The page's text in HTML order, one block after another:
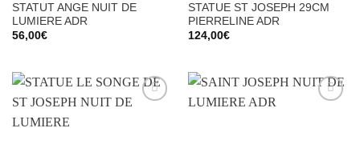
STATUT ANGE NUIT DE
LUMIERE ADR
56,00€
STATUE ST JOSEPH 29CM
PIERRELINE ADR
124,00€